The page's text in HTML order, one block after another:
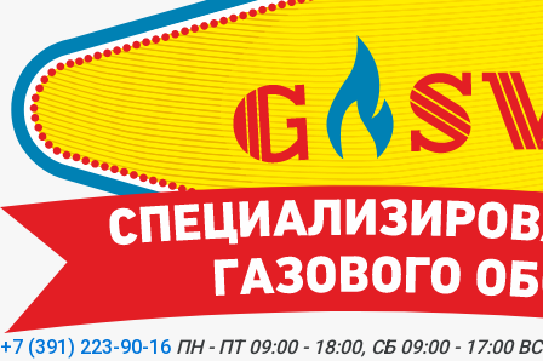
+7 (391) 223-90-16 ПН - ПТ 09:00 - 18:00, СБ 09:00 - 17:00